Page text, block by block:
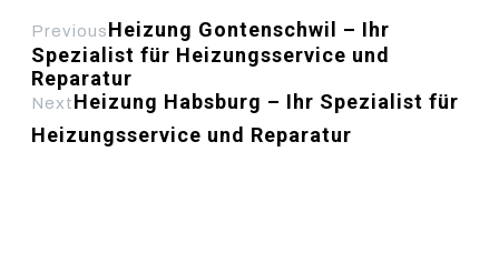
PreviousHeizung Gontenschwil – Ihr
Spezialist für Heizungsservice und
Reparatur
NextHeizung Habsburg – Ihr Spezialist für
Heizungsservice und Reparatur